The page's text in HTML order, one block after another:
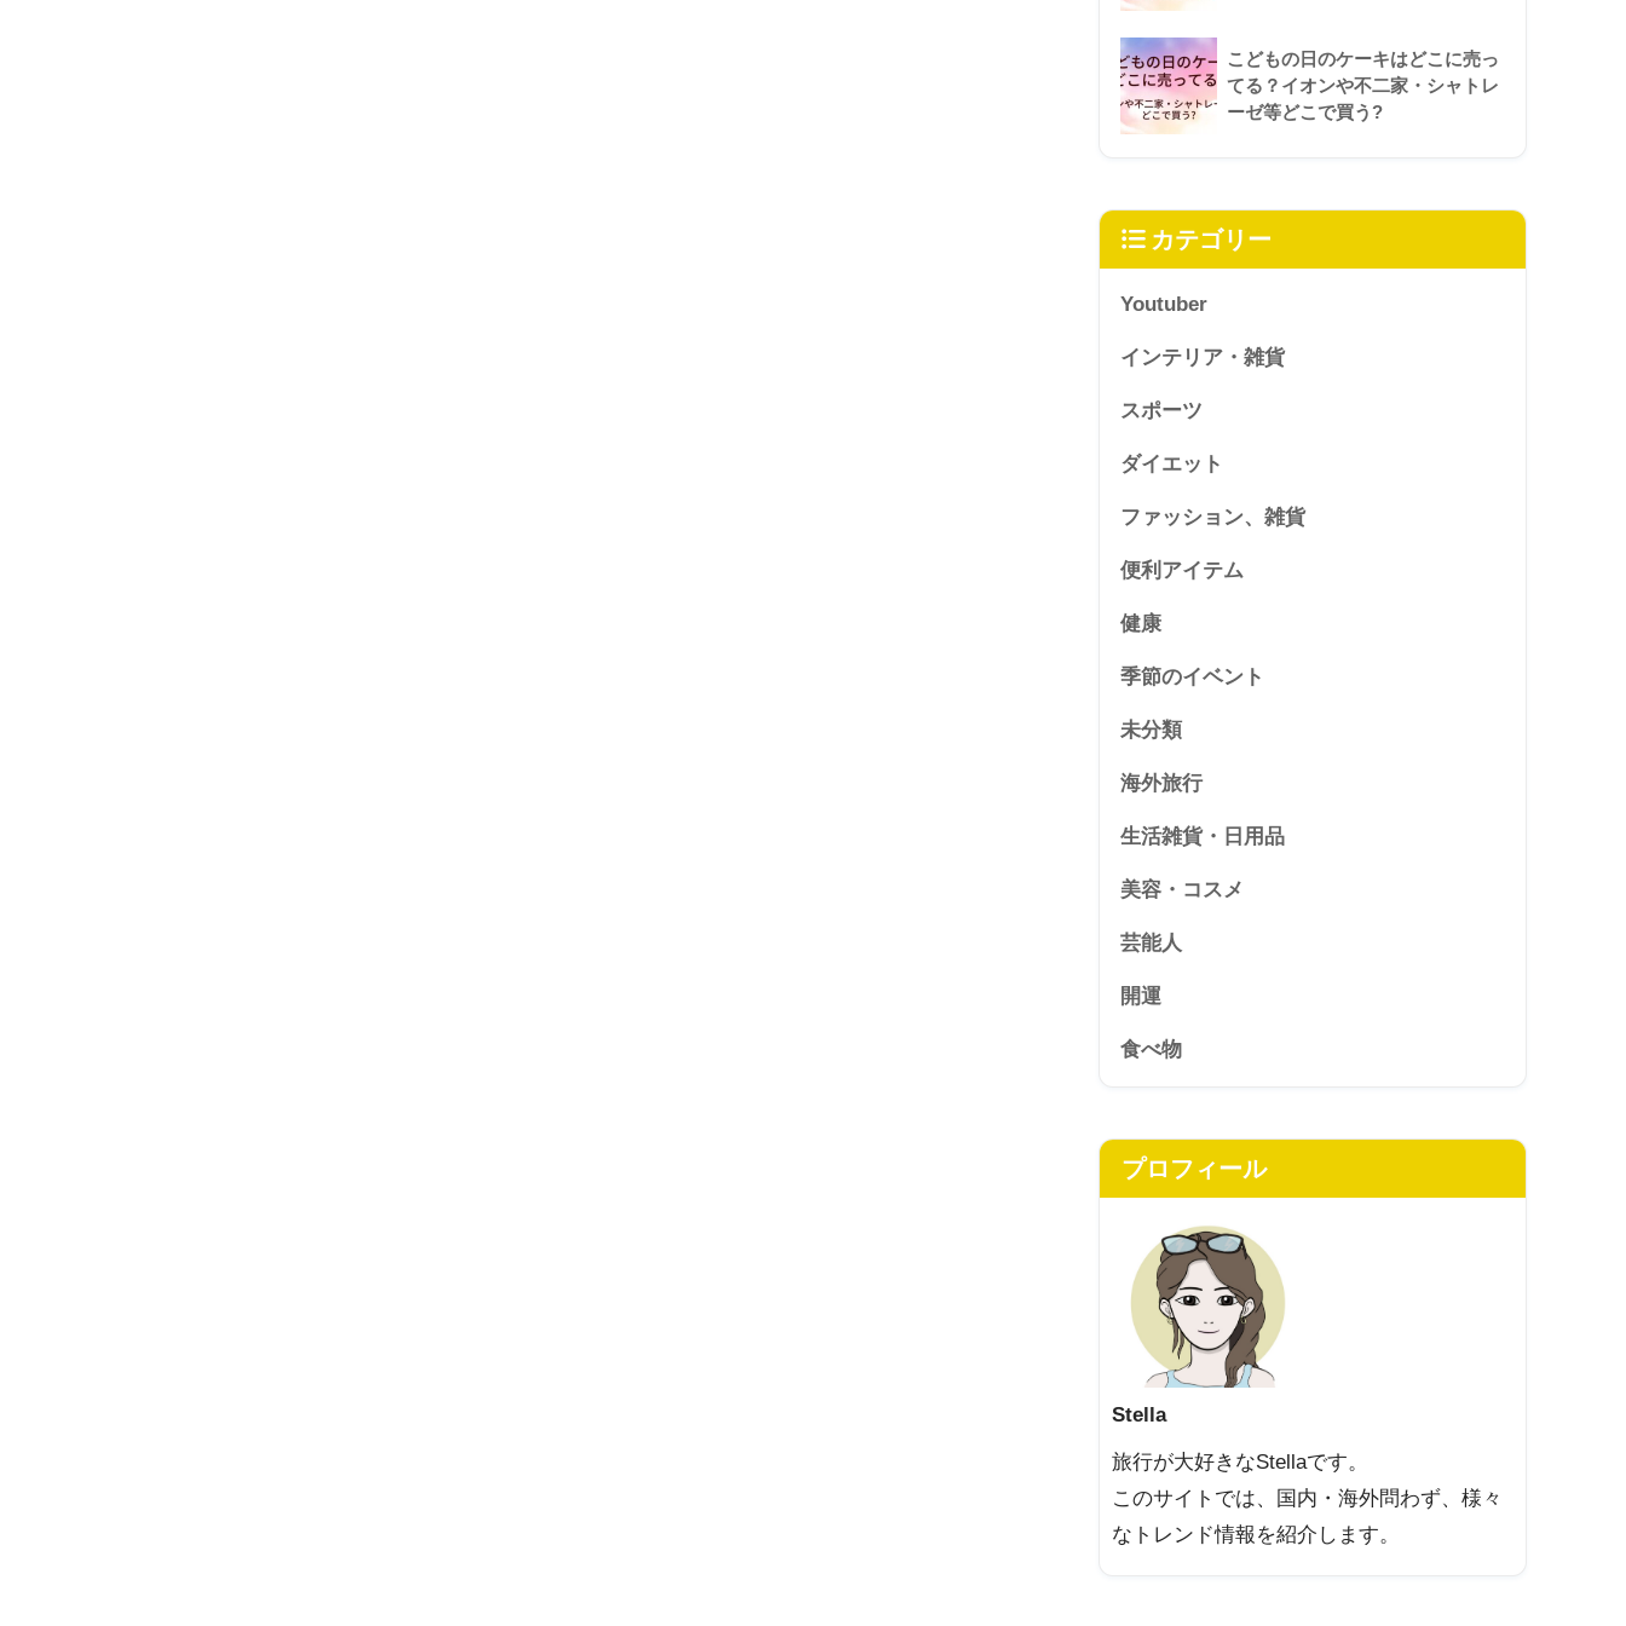
こどもの日のケーキはどこに売っ
てる？イオンや不二家・シャトレ
ーゼ等どこで買う?
カテゴリー
Youtuber
インテリア・雑貨
スポーツ
ダイエット
ファッション、雑貨
便利アイテム
健康
季節のイベント
未分類
海外旅行
生活雑貨・日用品
美容・コスメ
芸能人
開運
食べ物
プロフィール
Stella
旅行が大好きなStellaです。
このサイトでは、国内・海外問わず、様々
なトレンド情報を紹介します。